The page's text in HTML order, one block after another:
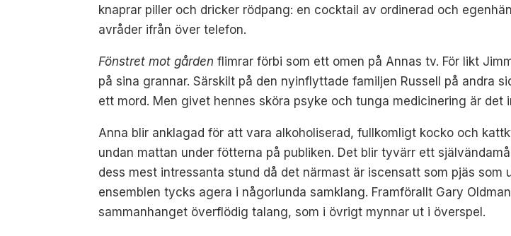
knaprar piller och dricker rödpang: en cocktail av ordinerad och
avråder ifrån över telefon.
Fönstret mot gården flimrar förbi som ett omen på Annas tv. För likt
på sina grannar. Särskilt på den nyinflyttade familjen Russell på andra
ett mord. Men givet hennes sköra psyke och tunga medicinering är det
Anna blir anklagad för att vara alkoholiserad, fullkomligt kocko och
undan mattan under fötterna på publiken. Det blir tyvärr ett
dess mest intressanta stund då det närmast är iscensatt som pjäs
ensemblen tycks agera i någorlunda samklang. Framförallt Gary
sammanhanget överflödig talang, som i övrigt mynnar ut i överspel.